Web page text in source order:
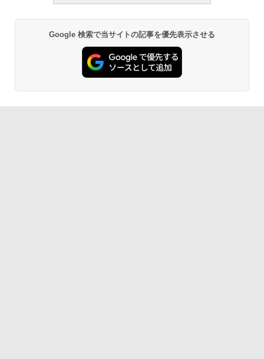
Google 検索で当サイトの記事を優先表示させる